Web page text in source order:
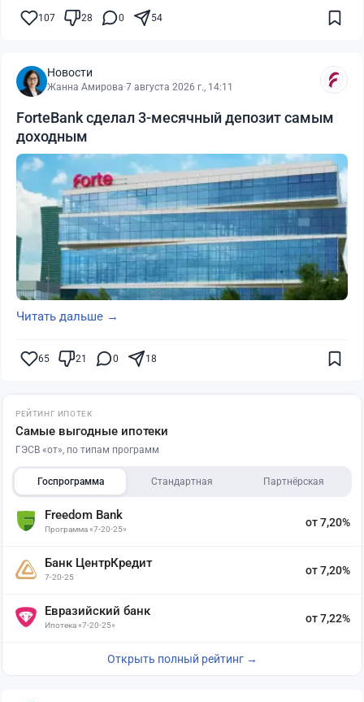
107 28 0 54
Новости
Жанна Амирова·7 августа 2026 г., 14:11
ForteBank сделал 3-месячный депозит самым
доходным
Читать дальше →
65 21 0 18
РЕЙТИНГ ИПОТЕК
Самые выгодные ипотеки
ГЭСВ «от», по типам программ
Госпрограмма Стандартная Партнёрская
Freedom Bank
Программа «7-20-25»
от 7,20%
Банк ЦентрКредит
7-20-25
от 7,20%
Евразийский банк
Ипотека «7-20-25»
от 7,22%
Открыть полный рейтинг →